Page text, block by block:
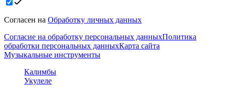
Согласен на Обработку личных данных
Согласие на обработку персональных данныхПолитика
обработки персональных данныхКарта сайта
Музыкальные инструменты
Калимбы
Укулеле